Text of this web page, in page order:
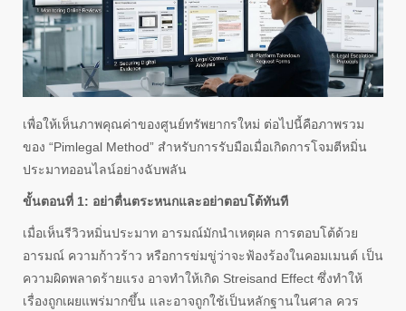
เพื่อให้เห็นภาพคุณค่าของศูนย์ทรัพยากรใหม่ ต่อไปนี้คือภาพรวม
ของ “Pimlegal Method” สำหรับการรับมือเมื่อเกิดการโจมตีหมิ่น
ประมาทออนไลน์อย่างฉับพลัน
ขั้นตอนที่ 1: อย่าตื่นตระหนกและอย่าตอบโต้ทันที
เมื่อเห็นรีวิวหมิ่นประมาท อารมณ์มักนำเหตุผล การตอบโต้ด้วย
อารมณ์ ความก้าวร้าว หรือการข่มขู่ว่าจะฟ้องร้องในคอมเมนต์ เป็น
ความผิดพลาดร้ายแรง อาจทำให้เกิด Streisand Effect ซึ่งทำให้
เรื่องถูกเผยแพร่มากขึ้น และอาจถูกใช้เป็นหลักฐานในศาล ควร